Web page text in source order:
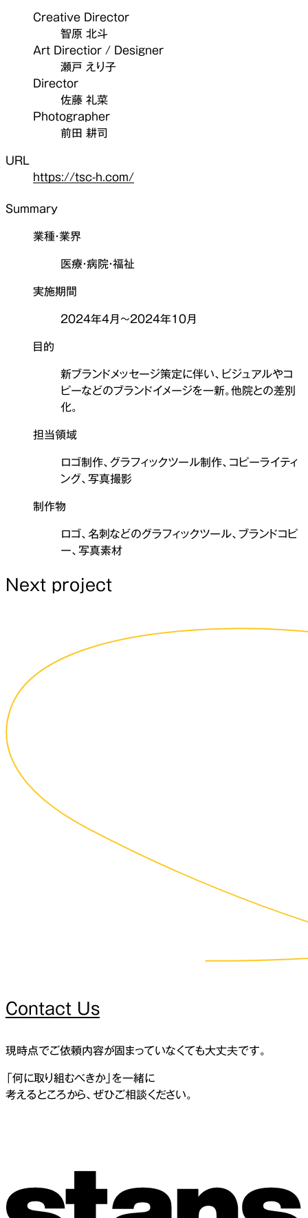
Creative Director
智原 北斗
Art Directior / Designer
瀬戸 えり子
Director
佐藤 礼菜
Photographer
前田 耕司
URL
https://tsc-h.com/
Summary
業種・業界
医療・病院・福祉
実施期間
2024年4月〜2024年10月
目的
新ブランドメッセージ策定に伴い、ビジュアルやコ
ピーなどのブランドイメージを一新。他院との差別
化。
担当領域
ロゴ制作、グラフィックツール制作、コピーライティ
ング、写真撮影
制作物
ロゴ、名刺などのグラフィックツール、ブランドコピ
ー、写真素材
Next project
Contact Us
現時点でご依頼内容が固まっていなくても大丈夫です。
「何に取り組むべきか」を一緒に
考えるところから、ぜひご相談ください。